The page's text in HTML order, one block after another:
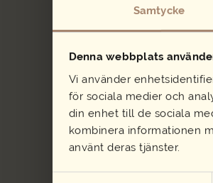
Samtycke
Denna webbplats
Vi använder
för sociala medier och
din enhet till de sociala
kombinera informationen
använt deras tjänster.